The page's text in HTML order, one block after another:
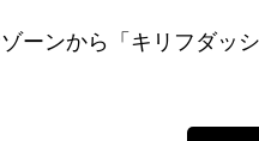
ーンから「キリフダッ